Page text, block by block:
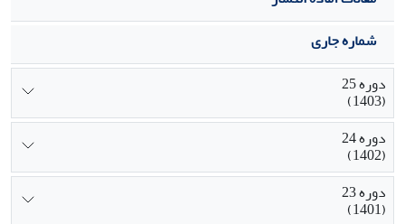
شماره جاری
دوره 25
(1403)
دوره 24
(1402)
دوره 23
(1401)